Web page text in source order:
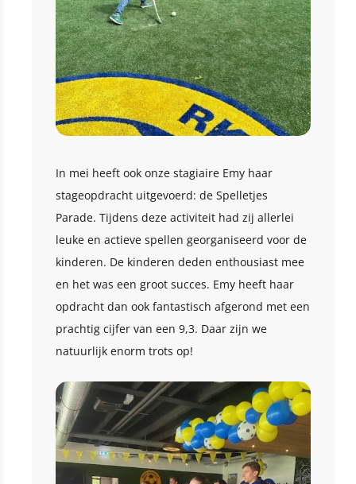
In mei heeft ook onze stagiaire Emy haar
stageopdracht uitgevoerd: de Spelletjes
Parade. Tijdens deze activiteit had zij allerlei
leuke en actieve spellen georganiseerd voor de
kinderen. De kinderen deden enthousiast mee
en het was een groot succes. Emy heeft haar
opdracht dan ook fantastisch afgerond met een
prachtig cijfer van een 9,3. Daar zijn we
natuurlijk enorm trots op!